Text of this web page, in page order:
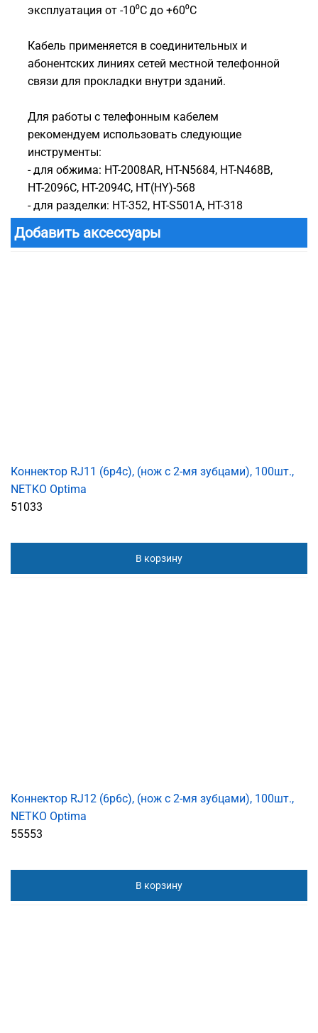
эксплуатация от -10⁰С до +60⁰С
Кабель применяется в соединительных и
абонентских линиях сетей местной телефонной
связи для прокладки внутри зданий.
Для работы с телефонным кабелем
рекомендуем использовать следующие
инструменты:
- для обжима: HT-2008AR, HT-N5684, HT-N468B,
HT-2096C, HT-2094C, HT(HY)-568
- для разделки: HT-352, HT-S501A, HT-318
Добавить аксессуары
Коннектор RJ11 (6p4c), (нож с 2-мя зубцами), 100шт.,
NETKO Optima
51033
В корзину
Коннектор RJ12 (6p6c), (нож с 2-мя зубцами), 100шт.,
NETKO Optima
55553
В корзину